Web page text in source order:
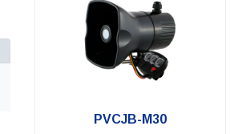
PVCJB-M30